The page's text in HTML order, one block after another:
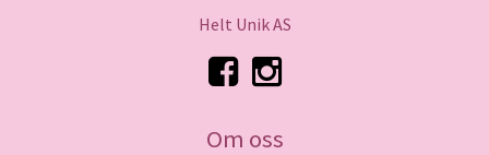
Helt Unik AS
Om oss